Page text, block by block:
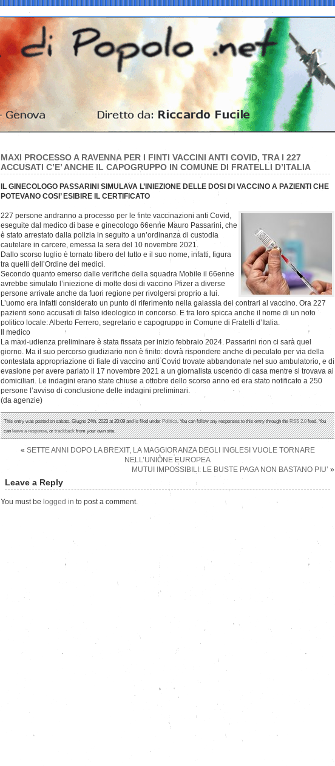
MAXI PROCESSO A RAVENNA PER I FINTI VACCINI ANTI COVID, TRA I 227
ACCUSATI C’E’ ANCHE IL CAPOGRUPPO IN COMUNE DI FRATELLI D’ITALIA
IL GINECOLOGO PASSARINI SIMULAVA L’INIEZIONE DELLE DOSI DI VACCINO A PAZIENTI CHE
POTEVANO COSI’ ESIBIRE IL CERTIFICATO
227 persone andranno a processo per le finte vaccinazioni anti Covid,
eseguite dal medico di base e ginecologo 66enne Mauro Passarini, che
è stato arrestato dalla polizia in seguito a un’ordinanza di custodia
cautelare in carcere, emessa la sera del 10 novembre 2021.
Dallo scorso luglio è tornato libero del tutto e il suo nome, infatti, figura
tra quelli dell’Ordine dei medici.
Secondo quanto emerso dalle verifiche della squadra Mobile il 66enne
avrebbe simulato l’iniezione di molte dosi di vaccino Pfizer a diverse
persone arrivate anche da fuori regione per rivolgersi proprio a lui.
L’uomo era infatti considerato un punto di riferimento nella galassia dei contrari al vaccino. Ora 227
pazienti sono accusati di falso ideologico in concorso. E tra loro spicca anche il nome di un noto
politico locale: Alberto Ferrero, segretario e capogruppo in Comune di Fratelli d’Italia.
Il medico
La maxi-udienza preliminare è stata fissata per inizio febbraio 2024. Passarini non ci sarà quel
giorno. Ma il suo percorso giudiziario non è finito: dovrà rispondere anche di peculato per via della
contestata appropriazione di fiale di vaccino anti Covid trovate abbandonate nel suo ambulatorio, e di
evasione per avere parlato il 17 novembre 2021 a un giornalista uscendo di casa mentre si trovava ai
domiciliari. Le indagini erano state chiuse a ottobre dello scorso anno ed era stato notificato a 250
persone l’avviso di conclusione delle indagini preliminari.
(da agenzie)
This entry was posted on sabato, Giugno 24th, 2023 at 20:09 and is filed underPolitica. You can follow any responses to this entry through theRSS 2.0feed. You
canleave a response, ortrackbackfrom your own site.
« SETTE ANNI DOPO LA BREXIT, LA MAGGIORANZA DEGLI INGLESI VUOLE TORNARE
NELL’UNIONE EUROPEA
MUTUI IMPOSSIBILI: LE BUSTE PAGA NON BASTANO PIU’ »
Leave a Reply
You must be logged in to post a comment.